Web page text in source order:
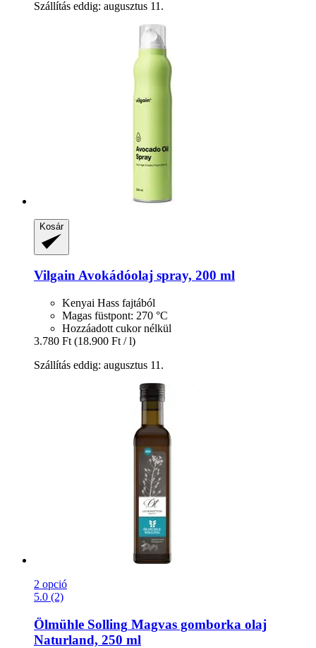
Szállítás eddig: augusztus 11.
Kosár
VilgainAvokádóolaj spray, 200 ml
Kenyai Hass fajtából
Magas füstpont: 270 °C
Hozzáadott cukor nélkül
3.780 Ft (18.900 Ft / l)
Szállítás eddig: augusztus 11.
2 opció
5.0 (2)
Ölmühle Solling Magvas gomborka olaj
Naturland, 250 ml